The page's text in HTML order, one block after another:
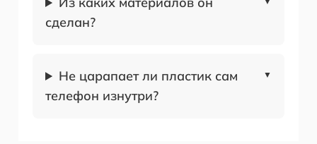
сделан?
Не царапает ли пластик сам
телефон изнутри?